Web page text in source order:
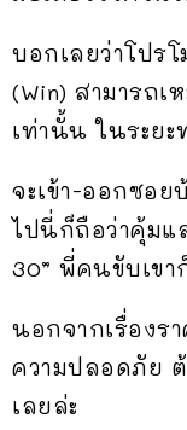
บอกเลยว่าโปร
(Win) สามารถเ
เท่านั้น ในระยะ
จะเข้า-ออกซอ
ไปนี่ก็ถือว่าคุ้มแ
30” พี่คนขับเขา
นอกจากเรื่องรา
ความปลอดภัย ต้
เลยล่ะ